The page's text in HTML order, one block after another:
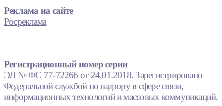
Реклама на сайте
Росреклама
Регистрационный номер серии
ЭЛ № ФС 77-72266 от 24.01.2018. Зарегистрировано
Федеральной службой по надзору в сфере связи,
информационных технологий и массовых коммуникаций.